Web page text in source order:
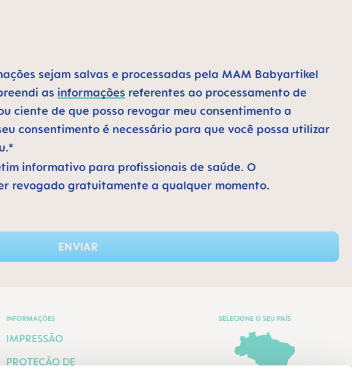
sejam salvas e processadas pela MAM Babyartikel
as informações referentes ao processamento de
ciente de que posso revogar meu consentimento a
consentimento é necessário para que você possa utilizar
informativo para profissionais de saúde. O
revogado gratuitamente a qualquer momento.
ENVIAR
INFORMAÇÕES
IMPRESSÃO
PROTEÇÃO DE
SELECIONE O SEU PAÍS